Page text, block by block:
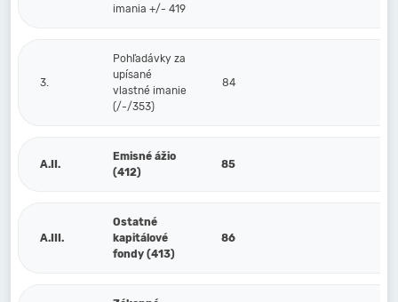
imania +/- 419
3.
Pohľadávky za
upísané
vlastné imanie
(/-/353)
84
A.II.
Emisné ážio
(412)
85
A.III.
Ostatné
kapitálové
fondy (413)
86